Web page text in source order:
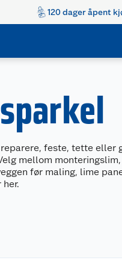
120 dager åpent
feste, tette eller
mellom
før maling, lime